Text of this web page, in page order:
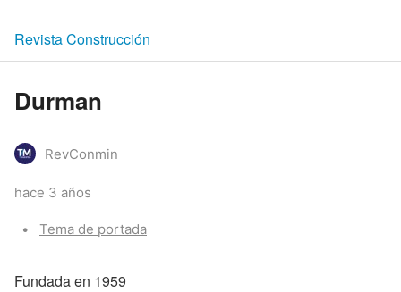
Revista Construcción
Durman
RevConmin
hace 3 años
Categories:
Tema de portada
Fundada en 1959